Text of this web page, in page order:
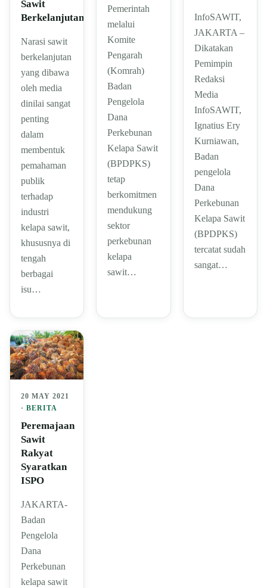
Sawit
Berkelanjutan
Narasi sawit
berkelanjutan
yang dibawa
oleh media
dinilai sangat
penting
dalam
membentuk
pemahaman
publik
terhadap
industri
kelapa sawit,
khususnya di
tengah
berbagai
isu…
Pemerintah
melalui
Komite
Pengarah
(Komrah)
Badan
Pengelola
Dana
Perkebunan
Kelapa Sawit
(BPDPKS)
tetap
berkomitmen
mendukung
sektor
perkebunan
kelapa
sawit…
InfoSAWIT,
JAKARTA –
Dikatakan
Pemimpin
Redaksi
Media
InfoSAWIT,
Ignatius Ery
Kurniawan,
Badan
pengelola
Dana
Perkebunan
Kelapa Sawit
(BPDPKS)
tercatat sudah
sangat…
20 MAY 2021
· BERITA
Peremajaan
Sawit
Rakyat
Syaratkan
ISPO
JAKARTA-
Badan
Pengelola
Dana
Perkebunan
kelapa sawit